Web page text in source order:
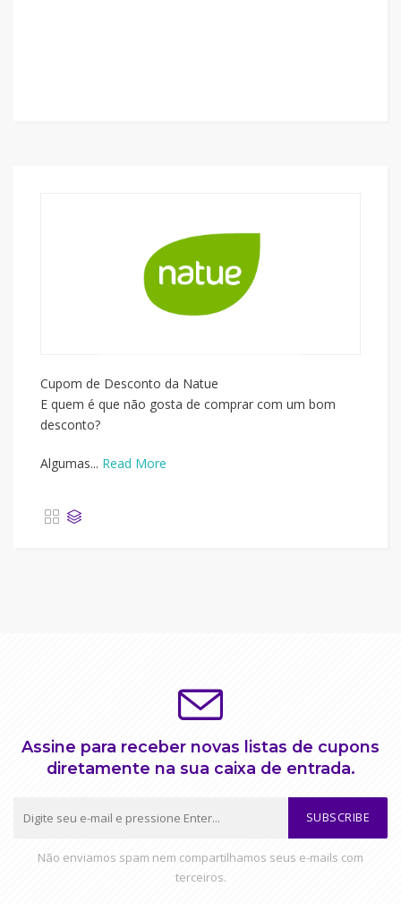
Cupom de Desconto da Natue
E quem é que não gosta de comprar com um bom
desconto?
Algumas... Read More
Assine para receber novas listas de cupons
diretamente na sua caixa de entrada.
SUBSCRIBE
Não enviamos spam nem compartilhamos seus e-mails com
terceiros.